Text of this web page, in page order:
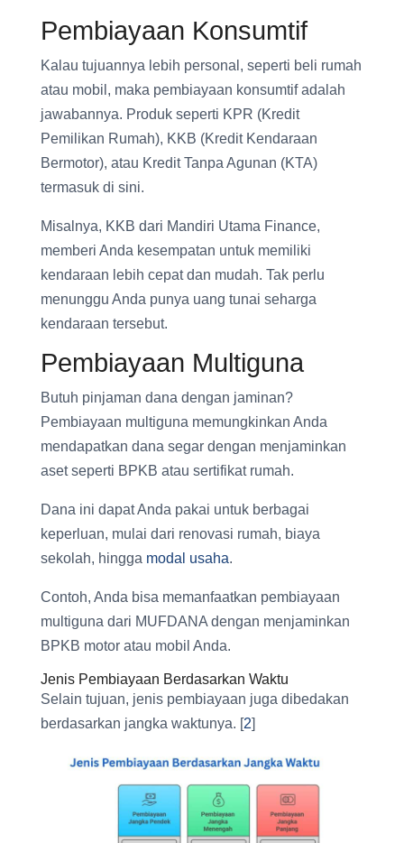
Pembiayaan Konsumtif
Kalau tujuannya lebih personal, seperti beli rumah
atau mobil, maka pembiayaan konsumtif adalah
jawabannya. Produk seperti KPR (Kredit
Pemilikan Rumah), KKB (Kredit Kendaraan
Bermotor), atau Kredit Tanpa Agunan (KTA)
termasuk di sini.
Misalnya, KKB dari Mandiri Utama Finance,
memberi Anda kesempatan untuk memiliki
kendaraan lebih cepat dan mudah. Tak perlu
menunggu Anda punya uang tunai seharga
kendaraan tersebut.
Pembiayaan Multiguna
Butuh pinjaman dana dengan jaminan?
Pembiayaan multiguna memungkinkan Anda
mendapatkan dana segar dengan menjaminkan
aset seperti BPKB atau sertifikat rumah.
Dana ini dapat Anda pakai untuk berbagai
keperluan, mulai dari renovasi rumah, biaya
sekolah, hingga modal usaha.
Contoh, Anda bisa memanfaatkan pembiayaan
multiguna dari MUFDANA dengan menjaminkan
BPKB motor atau mobil Anda.
Jenis Pembiayaan Berdasarkan Waktu
Selain tujuan, jenis pembiayaan juga dibedakan
berdasarkan jangka waktunya. [2]